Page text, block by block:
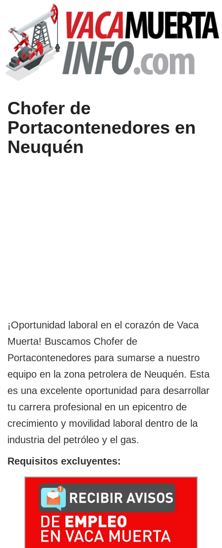
Chofer de
Portacontenedores en
Neuquén
¡Oportunidad laboral en el corazón de Vaca
Muerta! Buscamos Chofer de
Portacontenedores para sumarse a nuestro
equipo en la zona petrolera de Neuquén. Esta
es una excelente oportunidad para desarrollar
tu carrera profesional en un epicentro de
crecimiento y movilidad laboral dentro de la
industria del petróleo y el gas.
Requisitos excluyentes: